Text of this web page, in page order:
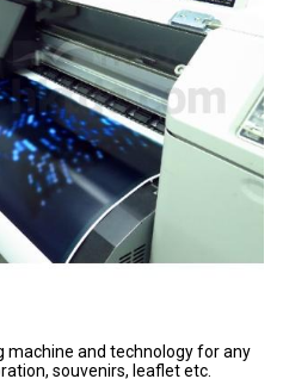
machine and technology for any
souvenirs, leaflet etc.